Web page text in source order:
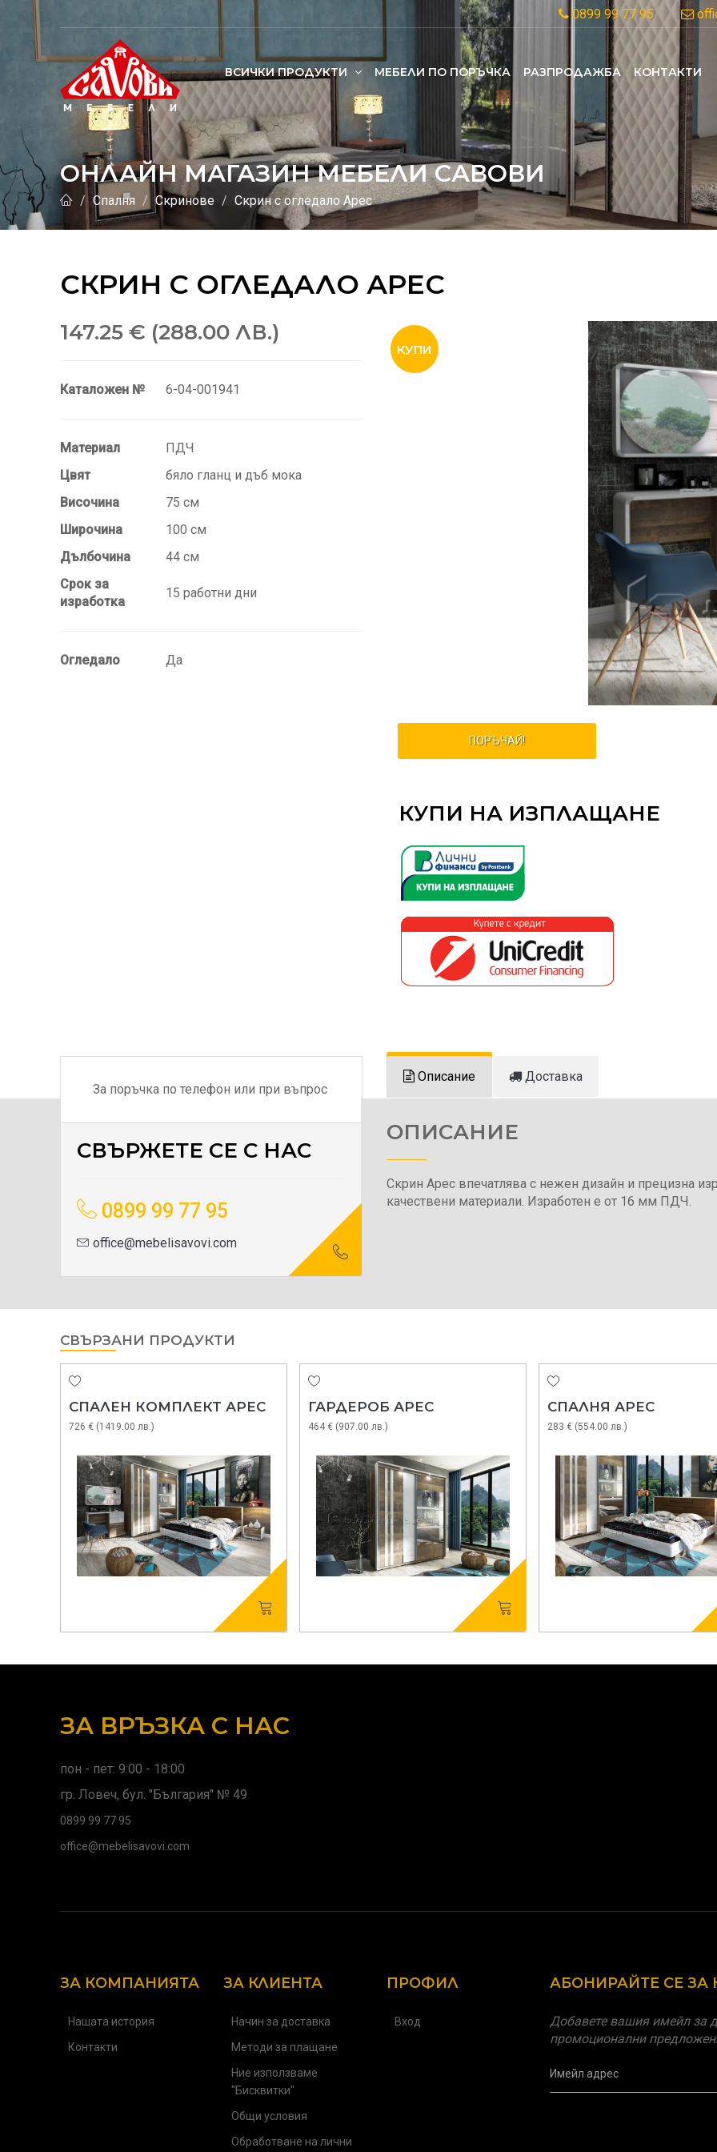
0899 99 77 95
ВСИЧКИ ПРОДУКТИ MЕБЕЛИ ПО ПОРЪЧКА РАЗПРОДАЖБА КОНТАКТИ
ОНЛАЙН МАГАЗИН МЕБЕЛИ САВОВИ
Спалня Скринове Скрин с огледало Арес
СКРИН С ОГЛЕДАЛО АРЕС
147.25 € (288.00 ЛВ.)
Каталожен № 6-04-001941
Материал
ПДЧ
Цвят
бяло гланц и дъб мока
Височина
75 см
Широчина
100 см
Дълбочина
44 см
Срок за
изработка
15 работни дни
Огледало Да
ПОРЪЧАЙ!
КУПИ НА ИЗПЛАЩАНЕ
За поръчка по телефон или при въпрос
СВЪРЖЕТЕ СЕ С НАС
0899 99 77 95
office@mebelisavovi.com
Описание Доставка
ОПИСАНИЕ
Скрин Арес впечатлява с нежен дизайн и прецизна
качествени материали. Изработен е от 16 мм ПДЧ.
СВЪРЗАНИ ПРОДУКТИ
СПАЛЕН КОМПЛЕКТ АРЕС
726 € (1419.00 лв.)
ГАРДЕРОБ АРЕС
464 € (907.00 лв.)
СПАЛНЯ АРЕС
283 € (554.00 лв.)
ЗА ВРЪЗКА С НАС
пон - пет: 9:00 - 18:00
гр. Ловеч, бул. "България" № 49
0899 99 77 95
office@mebelisavovi.com
ЗА КОМПАНИЯТА
Нашата история
Контакти
ЗА КЛИЕНТА
Начин за доставка
Методи за плащане
Ние използваме
"Бисквитки"
Общи условия
Обработване на лични
ПРОФИЛ
Вход
АБОНИРАЙТЕ СЕ
Добавете вашия имейл за
промоционални